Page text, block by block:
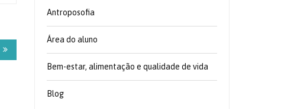
Antroposofia
Área do aluno
Bem-estar, alimentação e qualidade de vida
Blog